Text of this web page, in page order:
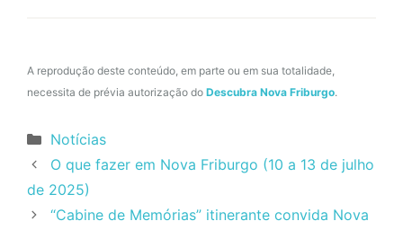
A reprodução deste conteúdo, em parte ou em sua totalidade,
necessita de prévia autorização do Descubra Nova Friburgo.
Categorias
Notícias
O que fazer em Nova Friburgo (10 a 13 de julho
de 2025)
“Cabine de Memórias” itinerante convida Nova